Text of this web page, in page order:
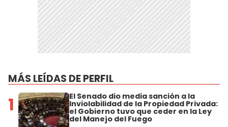
MÁS LEÍDAS DE PERFIL
1 El Senado dio media sanción a la
Inviolabilidad de la Propiedad Privada:
el Gobierno tuvo que ceder en la Ley
del Manejo del Fuego